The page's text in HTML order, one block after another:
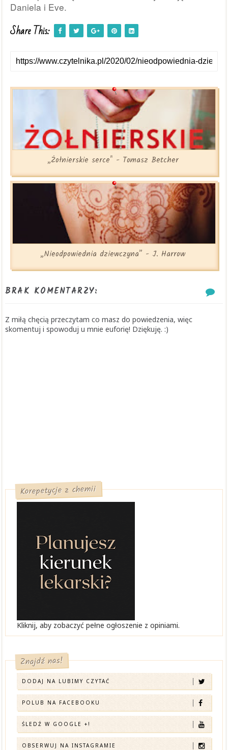
Daniela i Eve.
Share This:
„Żołnierskie serce" - Tomasz Betcher
„Nieodpowiednia dziewczyna” - J. Harrow
BRAK KOMENTARZY:
Z miłą chęcią przeczytam co masz do powiedzenia, więc
skomentuj i spowoduj u mnie euforię! Dziękuję. :)
Korepetycje z chemii
Kliknij, aby zobaczyć pełne ogłoszenie z opiniami.
Znajdź nas!
DODAJ NA LUBIMY CZYTAĆ
POLUB NA FACEBOOKU
ŚLEDŹ W GOOGLE +!
OBSERWUJ NA INSTAGRAMIE